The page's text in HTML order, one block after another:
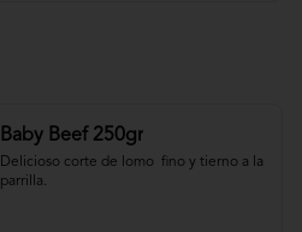
Baby Beef 250gr
Delicioso corte de lomo  fino y tierno a la
parrilla.